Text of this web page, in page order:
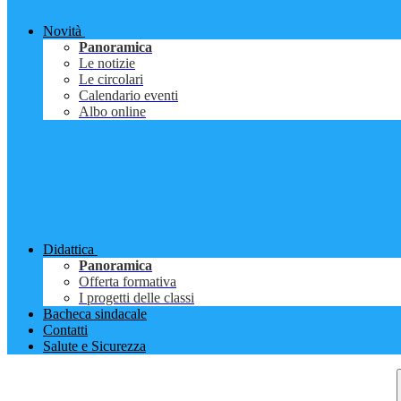
Novità
Panoramica
Le notizie
Le circolari
Calendario eventi
Albo online
Didattica
Panoramica
Offerta formativa
I progetti delle classi
Bacheca sindacale
Contatti
Salute e Sicurezza